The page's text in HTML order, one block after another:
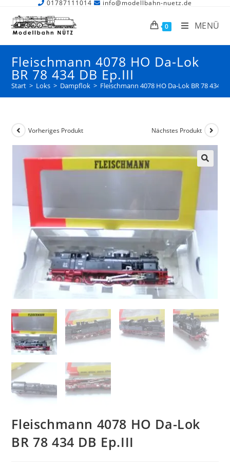
01787111014 info@modellbahn-nuetz.de
0 MENÜ
Fleischmann 4078 HO Da-Lok
BR 78 434 DB Ep.III
Start > Loks > Dampflok > Fleischmann 4078 HO Da-Lok BR 78 434
Vorheriges Produkt Nächstes Produkt
Fleischmann 4078 HO Da-Lok
BR 78 434 DB Ep.III